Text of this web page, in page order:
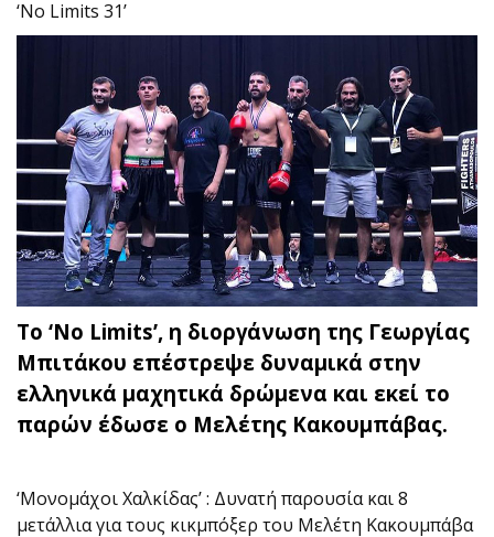
‘No Limits 31’
Το ‘No Limits’, η διοργάνωση της Γεωργίας
Μπιτάκου επέστρεψε δυναμικά στην
ελληνικά μαχητικά δρώμενα και εκεί το
παρών έδωσε ο Μελέτης Κακουμπάβας.
‘Μονομάχοι Χαλκίδας’ : Δυνατή παρουσία και 8
μετάλλια για τους κικμπόξερ του Μελέτη Κακουμπάβα